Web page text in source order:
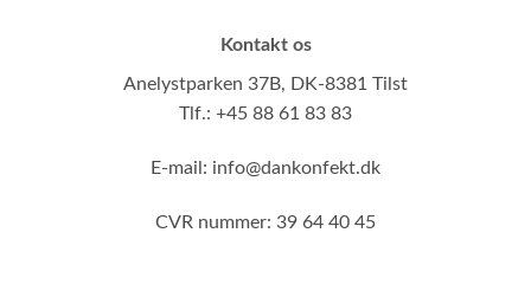
Kontakt os
Anelystparken 37B, DK-8381 Tilst
Tlf.: +45 88 61 83 83
E-mail: info@dankonfekt.dk
CVR nummer: 39 64 40 45